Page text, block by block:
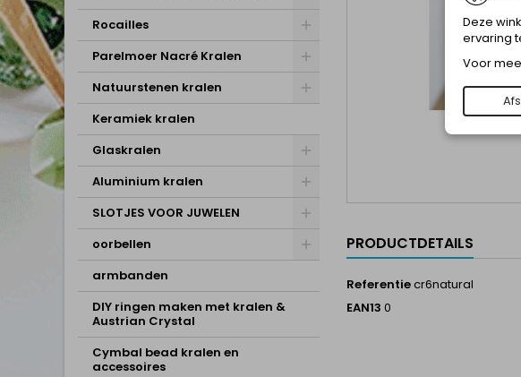
Rocailles
Parelmoer Nacré Kralen
Natuurstenen kralen
Keramiek kralen
Glaskralen
Aluminium kralen
SLOTJES VOOR JUWELEN
oorbellen
armbanden
DIY ringen maken met kralen &
Austrian Crystal
Cymbal bead kralen en
accessoires
PRODUCTDETAILS
Referentiecr6natural
EAN13 0
Deze
ervaring
Voor